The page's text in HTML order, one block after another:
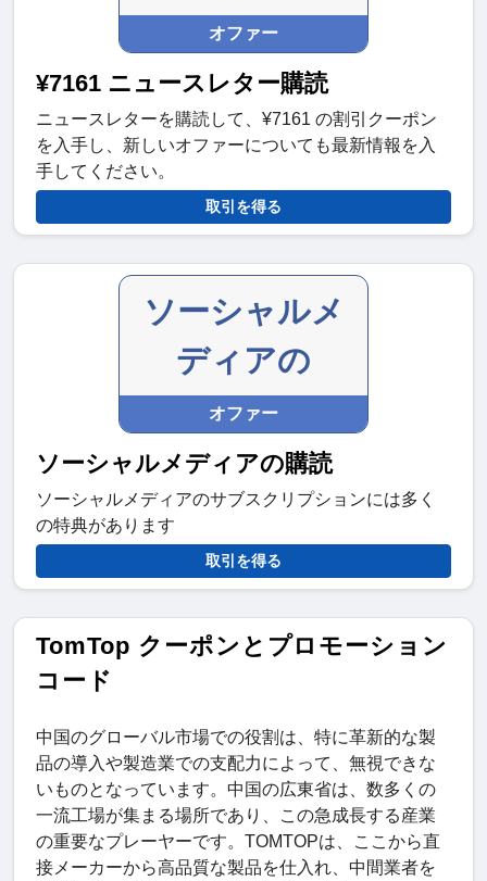
オファー
¥7161 ニュースレター購読
ニュースレターを購読して、¥7161 の割引クーポン
を入手し、新しいオファーについても最新情報を入
手してください。
取引を得る
ソーシャルメ
ディアの
オファー
ソーシャルメディアの購読
ソーシャルメディアのサブスクリプションには多く
の特典があります
取引を得る
TomTop クーポンとプロモーション
コード
中国のグローバル市場での役割は、特に革新的な製
品の導入や製造業での支配力によって、無視できな
いものとなっています。中国の広東省は、数多くの
一流工場が集まる場所であり、この急成長する産業
の重要なプレーヤーです。TOMTOPは、ここから直
接メーカーから高品質な製品を仕入れ、中間業者を